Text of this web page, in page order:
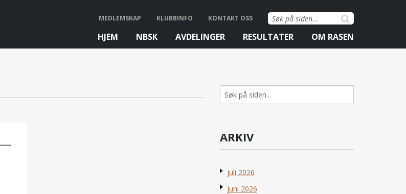
Søk
etter:
MEDLEMSKAP KLUBBINFO KONTAKT OSS
HJEM NBSK AVDELINGER RESULTATER OM RASEN
Søk
etter:
ARKIV
juli 2026
juni 2026